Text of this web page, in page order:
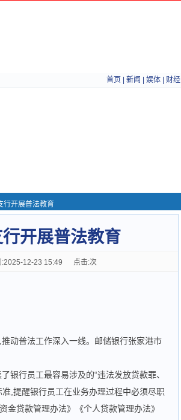
首页 新闻 娱体 财经
行开展普法教育
开展普法教育
:2025-12-23 15:49 点击:次
动普法工作深入一线。邮储银行张家港市
银行员工最容易涉及的“违法发放贷款罪、
,提醒银行员工在业务办理过程中必须尽职
金贷款管理办法》《个人贷款管理办法》